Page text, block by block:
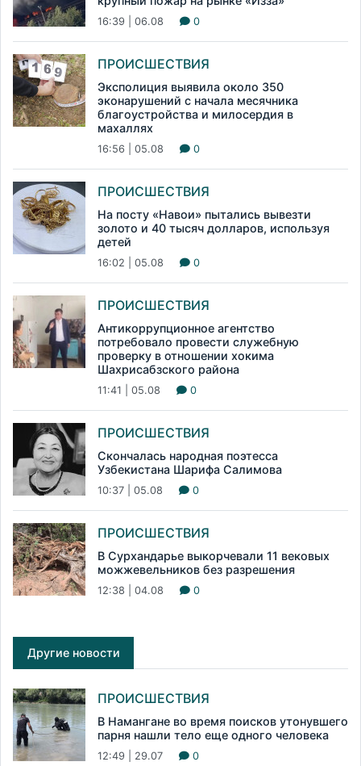
16:39 | 06.08 0
ПРОИСШЕСТВИЯ
Эксполиция выявила около 350
эконарушений с начала месячника
благоустройства и милосердия в
махаллях
16:56 | 05.08 0
ПРОИСШЕСТВИЯ
На посту «Навои» пытались вывезти
золото и 40 тысяч долларов, используя
детей
16:02 | 05.08 0
ПРОИСШЕСТВИЯ
Антикоррупционное агентство
потребовало провести служебную
проверку в отношении хокима
Шахрисабзского района
11:41 | 05.08 0
ПРОИСШЕСТВИЯ
Скончалась народная поэтесса
Узбекистана Шарифа Салимова
10:37 | 05.08 0
ПРОИСШЕСТВИЯ
В Сурхандарье выкорчевали 11 вековых
можжевельников без разрешения
12:38 | 04.08 0
Другие новости
ПРОИСШЕСТВИЯ
В Намангане во время поисков утонувшего
парня нашли тело еще одного человека
12:49 | 29.07 0